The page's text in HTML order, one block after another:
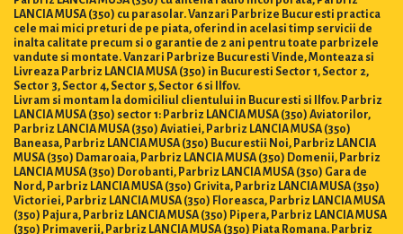
LANCIA MUSA (350) cu parasolar. Vanzari Parbrize Bucuresti practica
cele mai mici preturi de pe piata, oferind in acelasi timp servicii de
inalta calitate precum si o garantie de 2 ani pentru toate parbrizele
vandute si montate. Vanzari Parbrize Bucuresti Vinde, Monteaza si
Livreaza Parbriz LANCIA MUSA (350) in Bucuresti Sector 1, Sector 2,
Sector 3, Sector 4, Sector 5, Sector 6 si Ilfov.
Livram si montam la domiciliul clientului in Bucuresti si Ilfov. Parbriz
LANCIA MUSA (350) sector 1: Parbriz LANCIA MUSA (350) Aviatorilor,
Parbriz LANCIA MUSA (350) Aviatiei, Parbriz LANCIA MUSA (350)
Baneasa, Parbriz LANCIA MUSA (350) Bucurestii Noi, Parbriz LANCIA
MUSA (350) Damaroaia, Parbriz LANCIA MUSA (350) Domenii, Parbriz
LANCIA MUSA (350) Dorobanti, Parbriz LANCIA MUSA (350) Gara de
Nord, Parbriz LANCIA MUSA (350) Grivita, Parbriz LANCIA MUSA (350)
Victoriei, Parbriz LANCIA MUSA (350) Floreasca, Parbriz LANCIA MUSA
(350) Pajura, Parbriz LANCIA MUSA (350) Pipera, Parbriz LANCIA MUSA
(350) Primaverii, Parbriz LANCIA MUSA (350) Piata Romana. Parbriz